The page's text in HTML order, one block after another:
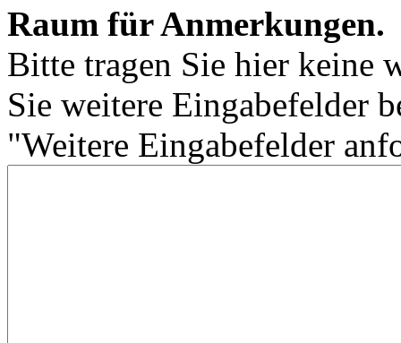
Raum für Anmerkungen.
Bitte tragen Sie hier keine
Sie weitere Eingabefelder
"Weitere Eingabefelder